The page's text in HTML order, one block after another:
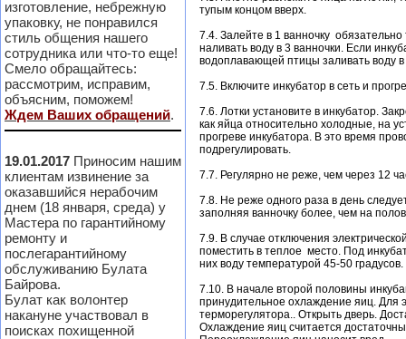
изготовление, небрежную
упаковку, не понравился
стиль общения нашего
сотрудника или что-то еще!
Смело обращайтесь:
рассмотрим, исправим,
объясним, поможем!
Ждем Ваших обращений.
19.01.2017 Приносим нашим
клиентам извинение за
оказавшийся нерабочим
днем (18 января, среда) у
Мастера по гарантийному
ремонту и
послегарантийному
обслуживанию Булата
Байрова.
Булат как волонтер
накануне участвовал в
поисках похищенной
тупым концом вверх.
7.4. Залейте в 1 ванночку
наливать воду в 3 ванночки. Если
водоплавающей птицы заливать воду в
7.5. Включите инкубатор в сеть и
7.6. Лотки установите в инкубатор.
как яйца относительно холодные, на
прогреве инкубатора. В это время
подрегулировать.
7.7. Регулярно не реже, чем через 12
7.8. Не реже одного раза в день
заполняя ванночку более, чем на
7.9. В случае отключения
поместить в теплое место. Под
них воду температурой 45-50
7.10. В начале второй половины
принудительное охлаждение яиц. Для
терморегулятора.. Открыть дверь.
Охлаждение яиц считается